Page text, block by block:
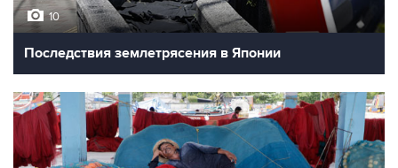
10
Последствия землетрясения в Японии